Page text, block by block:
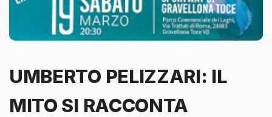
UMBERTO PELIZZARI: IL
MITO SI RACCONTA